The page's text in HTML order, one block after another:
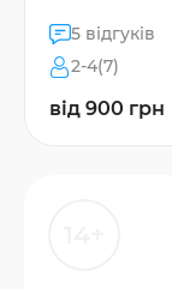
5 відгуків
2-4(7)
від 900 грн